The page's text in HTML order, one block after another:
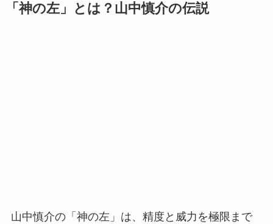
「神の左」とは？山中慎介の伝説
山中慎介の「神の左」は、精度と威力を極限まで